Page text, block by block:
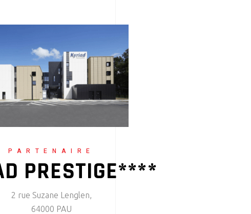
PARTENAIRE
PRESTIGE****
2 rue Suzane Lenglen,
64000 PAU